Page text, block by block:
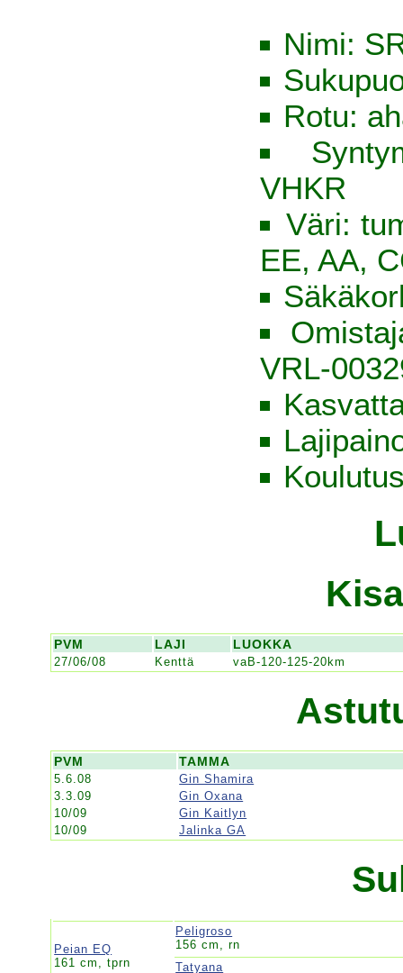
Nimi:
Rotu:
VHKR
Väri:
EE, AA,
VRL-
PVM LAJI LUOKKA
27/06/08 Kenttä vaB-120-125-20km
PVM TAMMA
5.6.08
Gin Shamira
3.3.09
Gin Oxana
10/09
Gin Kaitlyn
10/09
Jalinka GA
Peian EQ
161 cm, tprn
Peligroso
156 cm, rn
Tatyana